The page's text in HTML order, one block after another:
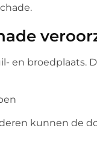
en broedplaats.
kunnen de